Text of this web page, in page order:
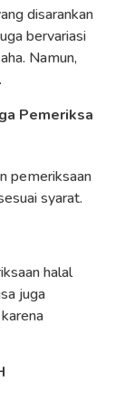
disarankan
bervariasi
Namun,
Pemeriksa
pemeriksaan
syarat.
halal
juga